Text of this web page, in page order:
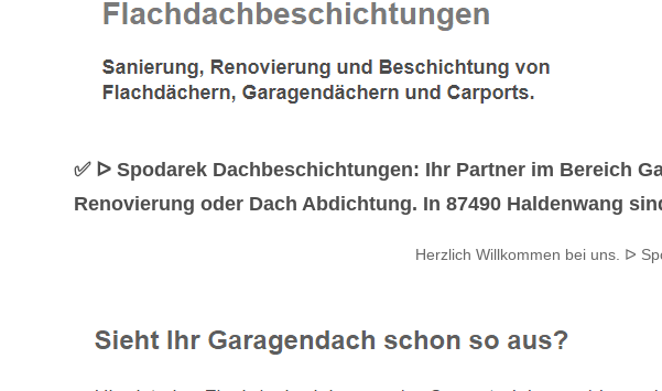
✅ ᐅ Spodarek Dachbeschichtungen: Ihr Partner im Bereich
Renovierung oder Dach Abdichtung. In 87490 Haldenwang
Herzlich Willkommen bei uns. ᐅ